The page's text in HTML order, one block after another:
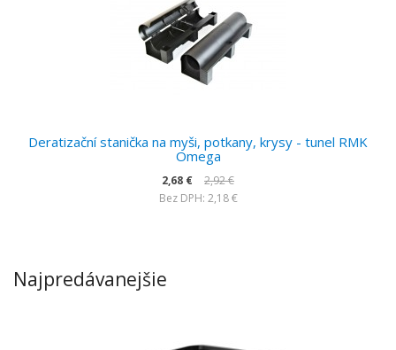
Deratizační stanička na myši, potkany, krysy - tunel RMK
Omega
2,68 €
2,92 €
Bez DPH: 2,18 €
Najpredávanejšie